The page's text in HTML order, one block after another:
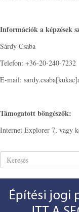
Információk a képzések
Sárdy Csaba
Telefon: +36-20-240-7232
E-mail:
Támogatott böngészők:
Internet Explorer 7, vagy